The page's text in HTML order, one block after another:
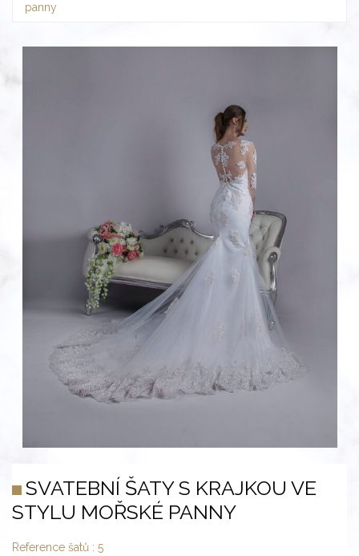
panny
SVATEBNÍ ŠATY S KRAJKOU VE
STYLU MOŘSKÉ PANNY
Reference šatů : 5